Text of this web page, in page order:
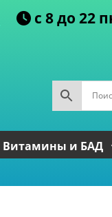
с 8 до 22
Витамины и БАД